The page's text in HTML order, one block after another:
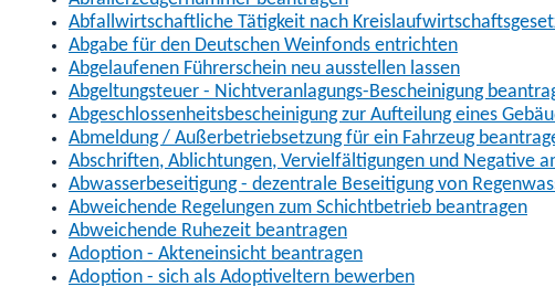
Abfallwirtschaftliche Tätigkeit nach
Abgabe für den Deutschen Weinfonds entrichten
Abgelaufenen Führerschein neu ausstellen lassen
Abgeltungsteuer - Nichtveranlagungs-Bescheinigung
Abgeschlossenheitsbescheinigung zur Aufteilung eines
Abmeldung / Außerbetriebsetzung für ein Fahrzeug
Abschriften, Ablichtungen, Vervielfältigungen und Negative
Abwasserbeseitigung - dezentrale Beseitigung von
Abweichende Regelungen zum Schichtbetrieb beantragen
Abweichende Ruhezeit beantragen
Adoption - Akteneinsicht beantragen
Adoption - sich als Adoptiveltern bewerben